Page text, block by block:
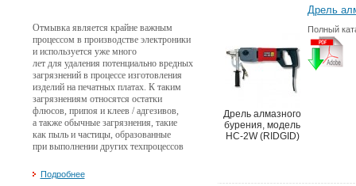
Отмывка является крайне важным
процессом в производстве электроники
и используется уже много
лет для удаления потенциально вредных
загрязнений в процессе изготовления
изделий на печатных платах. К таким
загрязнениям относятся остатки
флюсов, припоя и клеев / адгезивов,
а также обычные загрязнения, такие
как пыль и частицы, образованные
при выполнении других техпроцессов
Подробнее
Дрель алмазного
бурения, модель
HC-2W (RIDGID)
Дрель
Полный